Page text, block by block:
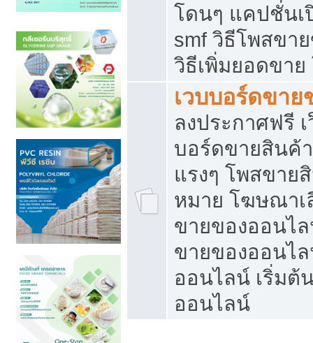
โดนๆ แคปชั่นเ
smf วิธีโพสขา
วิธีเพิ่มยอดขาย
เวบบอร์ดขา
ลงประกาศฟรี
บอร์ดขายสินค้
แรงๆ โพสขาย
หมาย โฆษณาเ
ขายของออนไ
ขายของออนไ
ออนไลน์ เริ่มต้
ออนไลน์